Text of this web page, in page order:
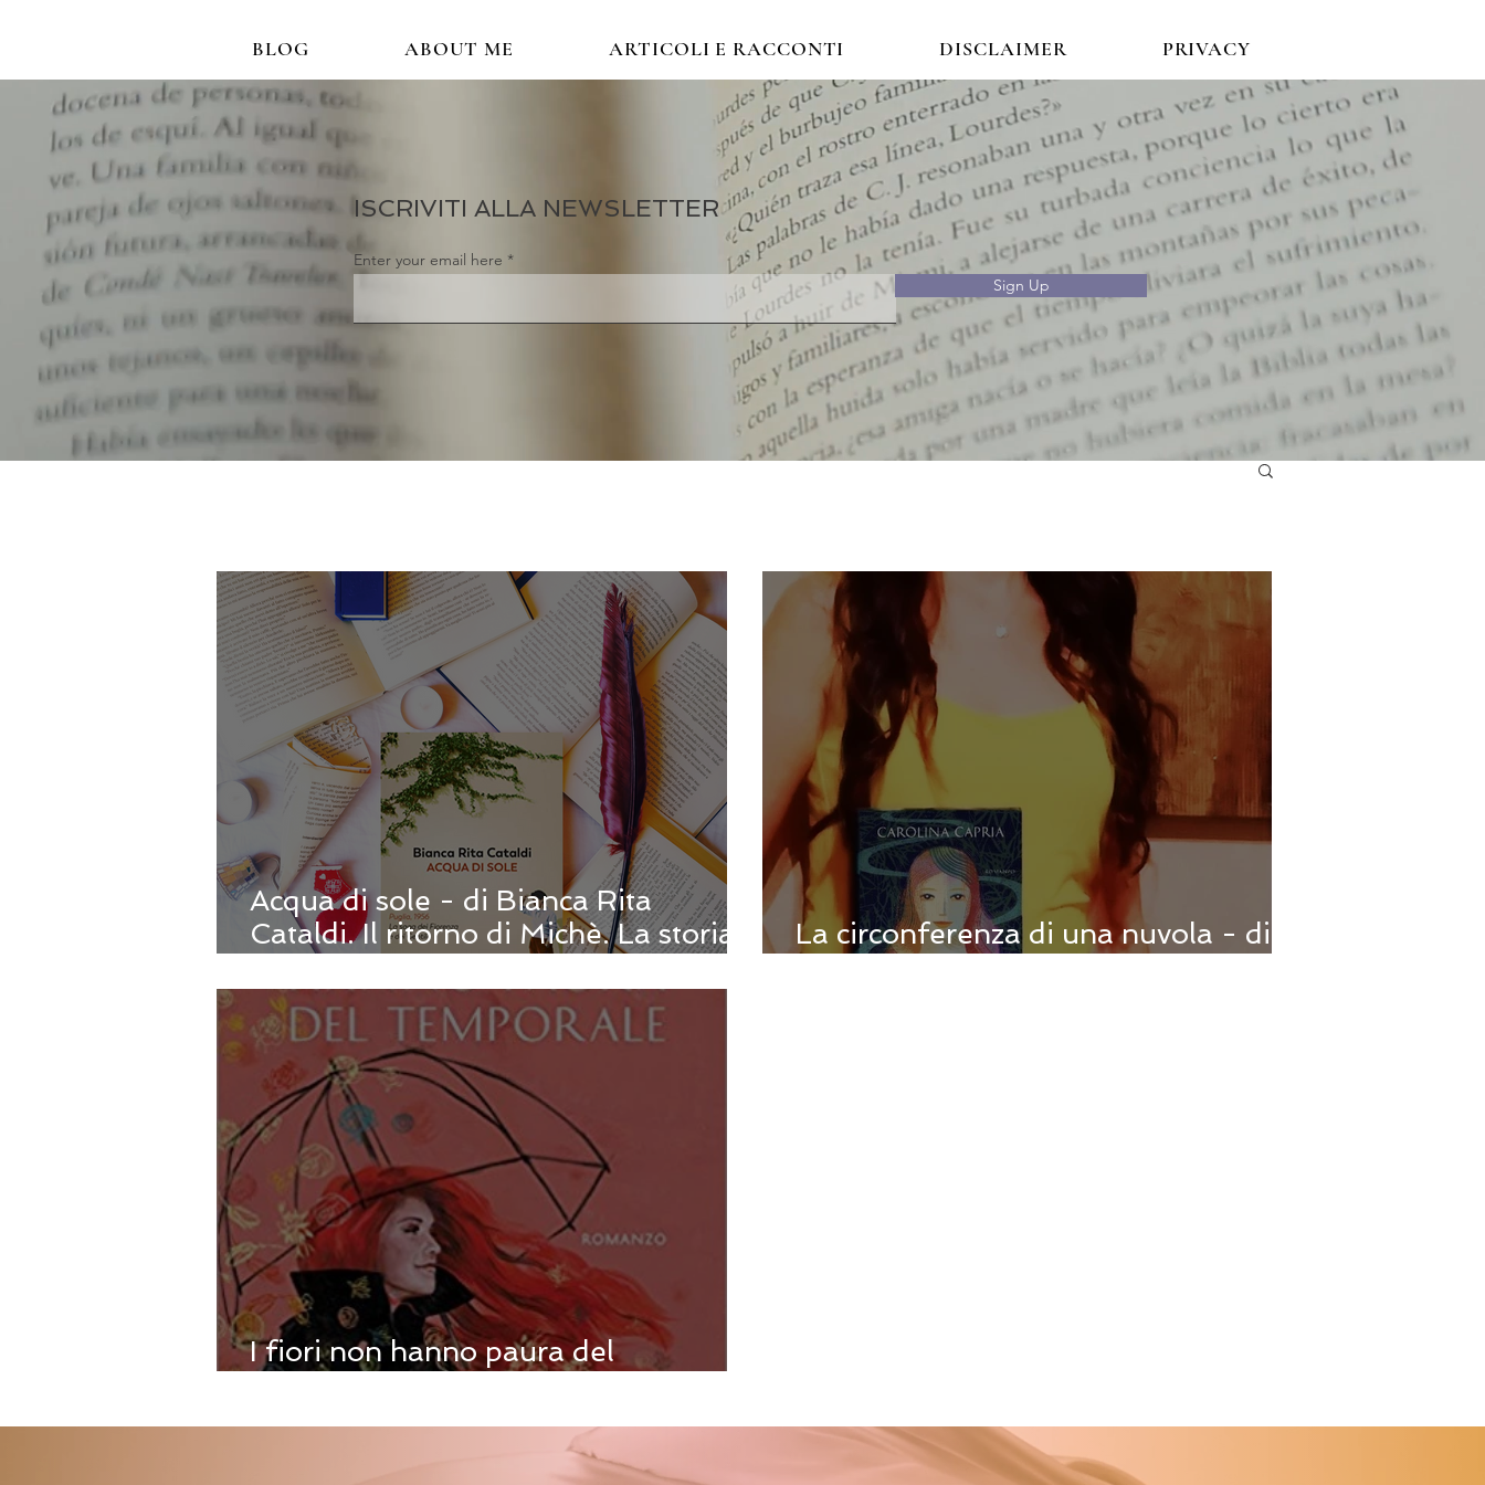
BLOG ABOUT ME ARTICOLI E RACCONTI DISCLAIMER PRIVACY
ISCRIVITI ALLA NEWSLETTER
Enter your email here
Sign Up
Acqua di sole - di Bianca Rita
Cataldi. Il ritorno di Michè. La storia
La circonferenza di una nuvola - di
I fiori non hanno paura del